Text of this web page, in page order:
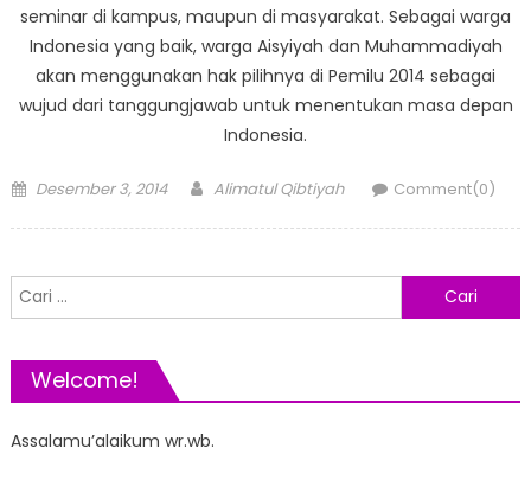
seminar di kampus, maupun di masyarakat. Sebagai warga
Indonesia yang baik, warga Aisyiyah dan Muhammadiyah
akan menggunakan hak pilihnya di Pemilu 2014 sebagai
wujud dari tanggungjawab untuk menentukan masa depan
Indonesia.
Posted
Desember 3, 2014 Author
Alimatul Qibtiyah Comment(0)
Cari
untuk:
Welcome!
Assalamu’alaikum wr.wb.